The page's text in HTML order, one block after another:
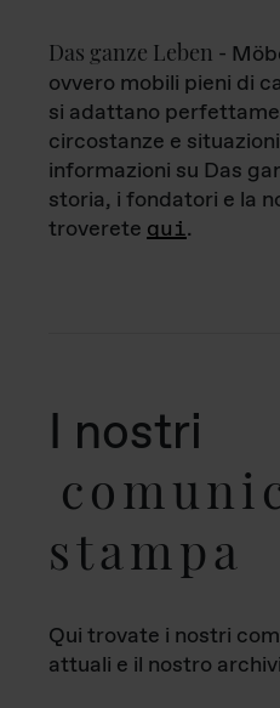
Das ganze Leben -
ovvero mobili pieni di
si adattano
circostanze e
informazioni su Das
storia, i fondatori e la
troverete qui.
I nostri
stampa
Qui trovate i nostri
attuali e il nostro